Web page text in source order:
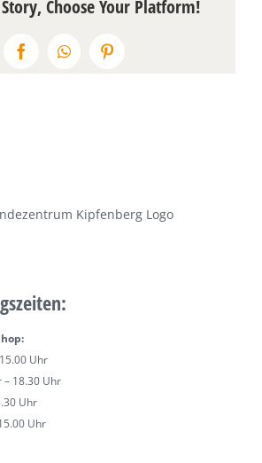
Choose Your Platform!
FacebookWhatsAppPinterest
Uhr
– 18.30 Uhr
Uhr
Uhr